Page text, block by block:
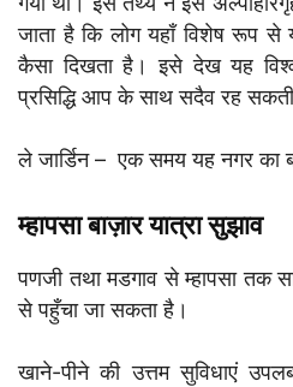
जाता है कि लोग यहाँ विशेष रूप
कैसा दिखता है। इसे देख यह
प्रसिद्धि आप के साथ सदैव रह
ले जार्डिन – एक समय यह नगर का
म्हापसा बाज़ार यात्रा सुझाव
पणजी तथा मडगाव से म्हापसा तक
से पहुँचा जा सकता है।
खाने-पीने की उत्तम सुविधाएं